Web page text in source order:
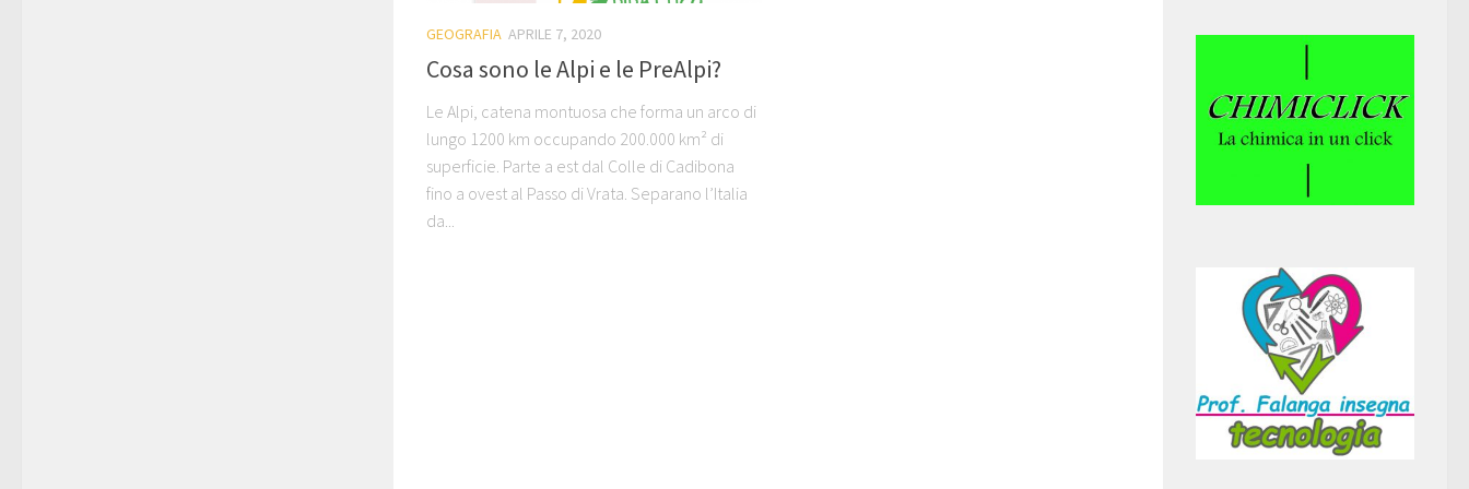
GEOGRAFIA APRILE 7, 2020
Cosa sono le Alpi e le PreAlpi?
Le Alpi, catena montuosa che forma un arco di
lungo 1200 km occupando 200.000 km² di
superficie. Parte a est dal Colle di Cadibona
fino a ovest al Passo di Vrata. Separano l’Italia
da...